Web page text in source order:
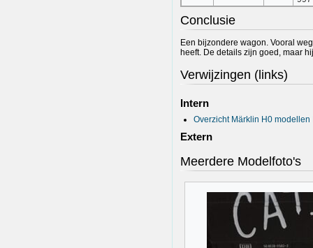
Conclusie
Een bijzondere wagon. Vooral
heeft. De details zijn goed, maar
Verwijzingen (links)
Intern
Overzicht Märklin H0
Extern
Meerdere Modelfoto's